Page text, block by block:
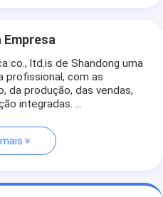
Empresa
co., ltd.is de Shandong uma
profissional, com as
da produção, das vendas,
integradas. ...